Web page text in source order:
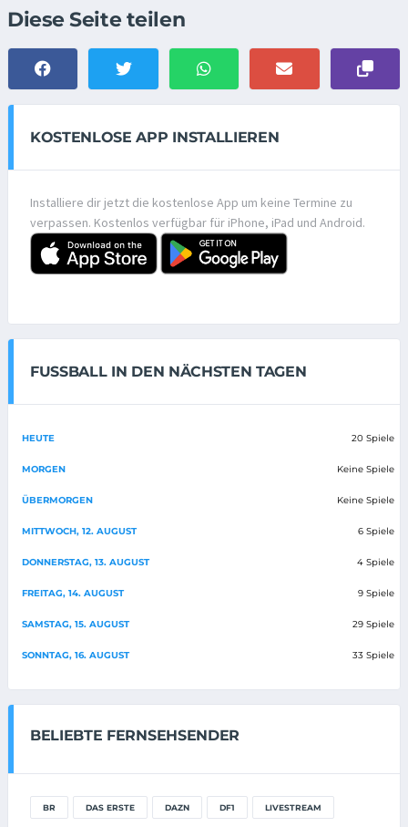
Diese Seite teilen
KOSTENLOSE APP INSTALLIEREN
Installiere dir jetzt die kostenlose App um keine Termine zu
verpassen. Kostenlos verfügbar für iPhone, iPad und Android.
FUSSBALL IN DEN NÄCHSTEN TAGEN
HEUTE 20 Spiele
MORGEN Keine Spiele
ÜBERMORGEN Keine Spiele
MITTWOCH, 12. AUGUST 6 Spiele
DONNERSTAG, 13. AUGUST 4 Spiele
FREITAG, 14. AUGUST 9 Spiele
SAMSTAG, 15. AUGUST 29 Spiele
SONNTAG, 16. AUGUST 33 Spiele
BELIEBTE FERNSEHSENDER
BR DAS ERSTE DAZN DF1 LIVESTREAM